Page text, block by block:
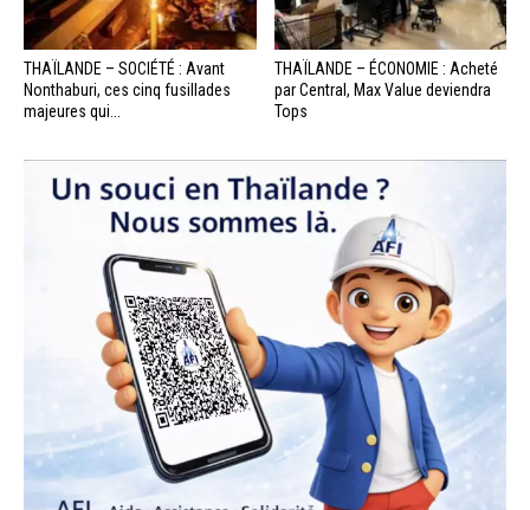
THAÏLANDE – SOCIÉTÉ : Avant
Nonthaburi, ces cinq fusillades
majeures qui...
THAÏLANDE – ÉCONOMIE : Acheté
par Central, Max Value deviendra
Tops